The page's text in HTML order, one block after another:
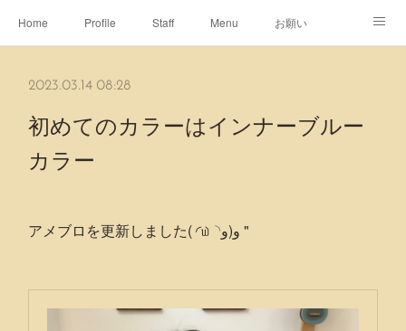
Home Profile Staff Menu お願い
2023.03.14 08:28
初めてのカラーはインナーブルー
カラー
アメブロを更新しました( ◜௰◝و(و "